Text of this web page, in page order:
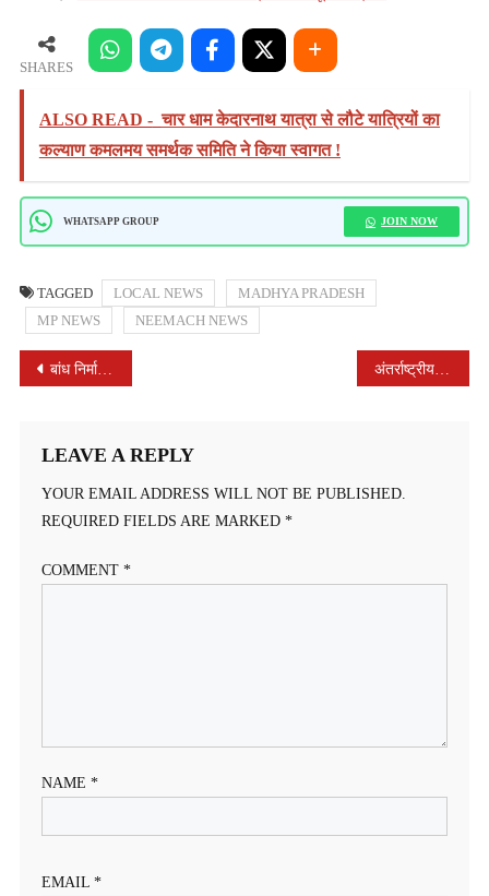
SHARES
ALSO READ - चार धाम केदारनाथ यात्रा से लौटे यात्रियों का
कल्याण कमलमय समर्थक समिति ने किया स्वागत !
WHATSAPP GROUP JOIN NOW
TAGGED LOCAL NEWS
MADHYA PRADESH
MP NEWS
NEEMACH NEWS
POST
बांध निर्माण के विरोध में बाणदा के ग्रामीणों का फूटा आक्रोश
LEAVE A REPLY
YOUR EMAIL ADDRESS WILL NOT BE PUBLISHED.
REQUIRED FIELDS ARE MARKED *
COMMENT *
NAME *
EMAIL *